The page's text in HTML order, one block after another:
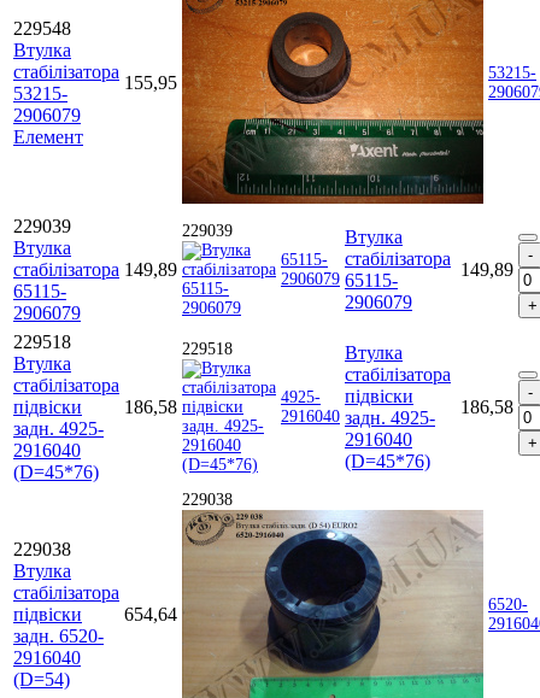
229548
Втулка
стабілізатора
53215-
2906079
Елемент
155,95
53215-
229039
Втулка
стабілізатора
65115-
2906079
149,89
229039
65115-
2906079
Втулка
стабілізатора
65115-
2906079
149,89
229518
Втулка
стабілізатора
підвіски
задн. 4925-
2916040
(D=45*76)
186,58
229518
4925-
2916040
Втулка
стабілізатора
підвіски
задн. 4925-
2916040
(D=45*76)
186,58
229038
Втулка
стабілізатора
підвіски
задн. 6520-
2916040
(D=54)
654,64
229038
6520-